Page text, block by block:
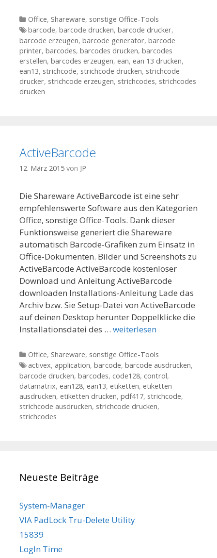
Kategorien
Office, Shareware, sonstige Office-Tools
Tags
barcode, barcode drucken, barcode drucker,
barcode erzeugen, barcode generator, barcode
printer, barcodes, barcodes drucken, barcodes
erstellen, barcodes erzeugen, ean, ean 13 drucken,
ean13, strichcode, strichcode drucken, strichcode
drucker, strichcode erzeugen, strichcodes, strichcodes
drucken
ActiveBarcode
12. März 2015 von JP
Die Shareware ActiveBarcode ist eine sehr
empfehlenswerte Software aus den Kategorien
Office, sonstige Office-Tools. Dank dieser
Funktionsweise generiert die Shareware
automatisch Barcode-Grafiken zum Einsatz in
Office-Dokumenten. Bilder und Screenshots zu
ActiveBarcode ActiveBarcode kostenloser
Download und Anleitung ActiveBarcode
downloaden Installations-Anleitung Lade das
Archiv bzw. Sie Setup-Datei von ActiveBarcode
auf deinen Desktop herunter Doppelklicke die
Installationsdatei des … weiterlesen
Kategorien
Office, Shareware, sonstige Office-Tools
Tags
activex, application, barcode, barcode ausdrucken,
barcode drucken, barcodes, code128, control,
datamatrix, ean128, ean13, etiketten, etiketten
ausdrucken, etiketten drucken, pdf417, strichcode,
strichcode ausdrucken, strichcode drucken,
strichcodes
Neueste Beiträge
System-Manager
VIA PadLock Tru-Delete Utility
15839
LogIn Time